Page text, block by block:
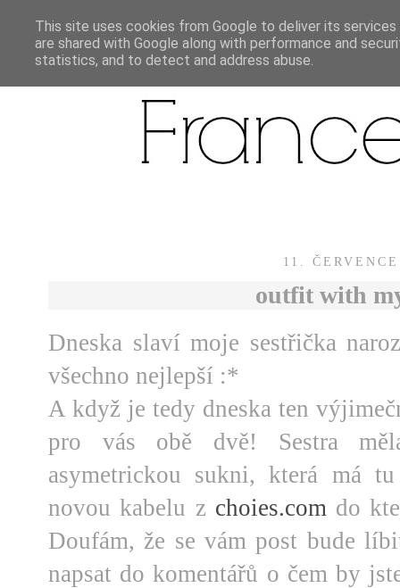
11.
outfit with
Dneska slaví moje sestřička
všechno nejlepší :*
A když je tedy dneska ten
pro vás obě dvě! Sestra
asymetrickou sukni, která má
novou kabelu z choies.com do
Doufám, že se vám post bude
napsat do komentářů o čem by
This site uses cookies from Google to deliver its
are shared with Google along with performance and
statistics, and to detect and address abuse.